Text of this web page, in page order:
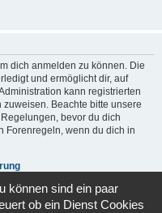
dich anmelden zu können. Die
und ermöglicht dir, auf
kann registrierten
Beachte bitte unsere
bevor du dich
Forenregeln, wenn du dich in
können sind ein paar
ob ein Dienst Cookies